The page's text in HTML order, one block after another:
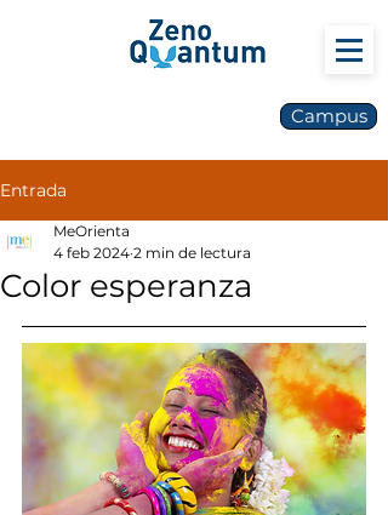
Campus
Entrada
Color esperanza
MeOrienta
4 feb 2024 2 min de lectura